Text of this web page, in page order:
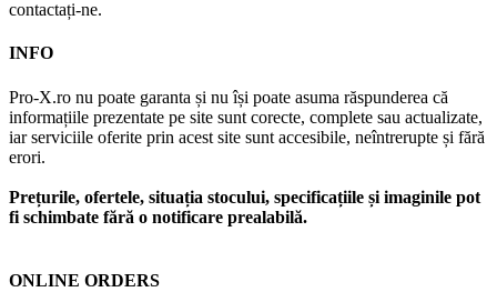
contactați-ne.
INFO
Pro-X.ro nu poate garanta și nu își poate asuma răspunderea că
informațiile prezentate pe site sunt corecte, complete sau actualizate,
iar serviciile oferite prin acest site sunt accesibile, neîntrerupte și fără
erori.
Prețurile, ofertele, situația stocului, specificațiile și imaginile pot
fi schimbate fără o notificare prealabilă.
ONLINE ORDERS